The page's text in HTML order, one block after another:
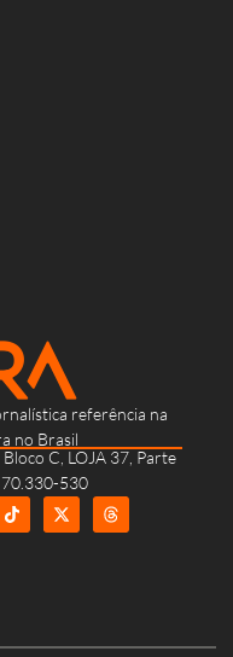
referência na
no Brasil
C, LOJA 37, Parte
70.330-530